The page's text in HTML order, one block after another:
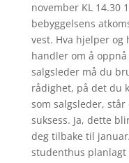
november KL 14.30
bebyggelsens
vest. Hva hjelper og
handler om å
salgsleder må du
rådighet, på det du
som salgsleder,
suksess. Ja, dette
deg tilbake til
studenthus planlagt